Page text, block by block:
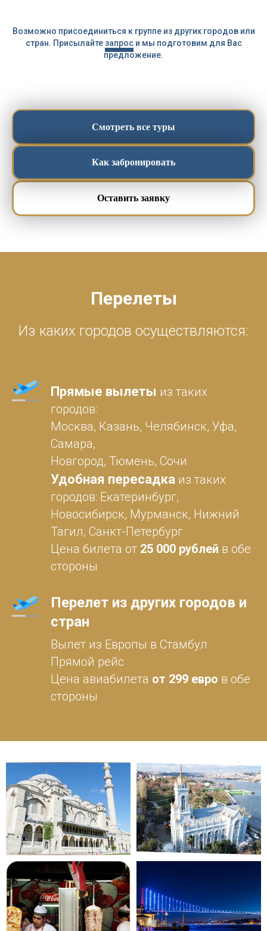
Возможно присоединиться к группе из других городов или
стран. Присылайте запроси мы подготовим для Вас
предложение.
Смотреть все туры
Как забронировать
Оставить заявку
Перелеты
Из каких городов осуществляются:
Прямые вылеты из таких
городов:
Москва, Казань, Челябинск, Уфа,
Самара,
Новгород, Тюмень, Сочи
Удобная пересадка из таких
городов: Екатеринбург,
Новосибирск, Мурманск, Нижний
Тагил, Санкт-Петербург
Цена билета от 25 000 рублей в обе
стороны
Перелет из других городов и
стран
Вылет из Европы в Стамбул
Прямой рейс
Цена авиабилета от 299 евро в обе
стороны